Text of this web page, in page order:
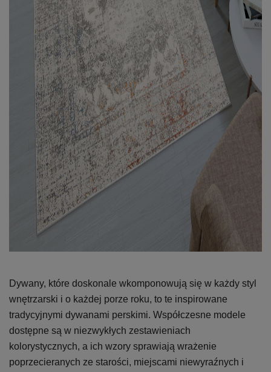
Dywany, które doskonale wkomponowują się w każdy styl
wnętrzarski i o każdej porze roku, to te inspirowane
tradycyjnymi dywanami perskimi. Współczesne modele
dostępne są w niezwykłych zestawieniach
kolorystycznych, a ich wzory sprawiają wrażenie
poprzecieranych ze starości, miejscami niewyraźnych i